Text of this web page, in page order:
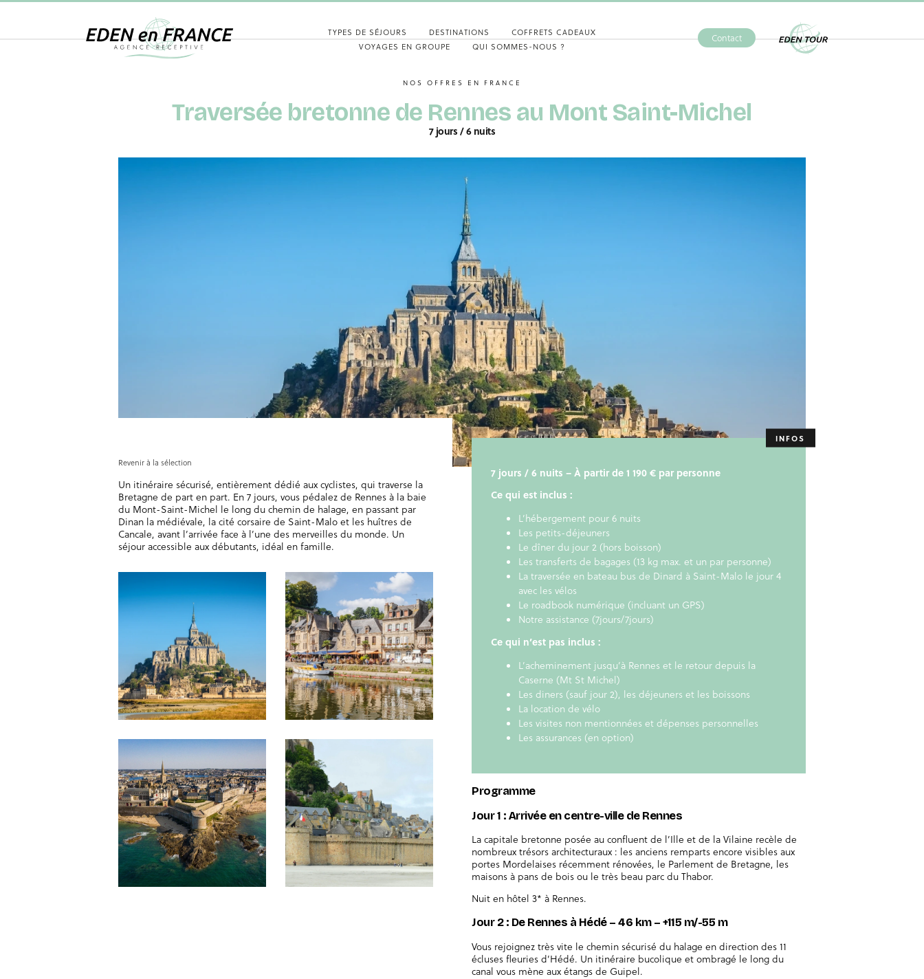
TYPES DE SÉJOURS DESTINATIONS
COFFRETS CADEAUX
VOYAGES EN GROUPE
QUI SOMMES-NOUS ?
Contact
NOS OFFRES EN FRANCE
Traversée bretonne de Rennes au Mont Saint-Michel
7 jours / 6 nuits
Revenir à la sélection
Un itinéraire sécurisé, entièrement dédié aux cyclistes, qui traverse la
Bretagne de part en part. En 7 jours, vous pédalez de Rennes à la baie
du Mont-Saint-Michel le long du chemin de halage, en passant par
Dinan la médiévale, la cité corsaire de Saint-Malo et les huîtres de
Cancale, avant l’arrivée face à l’une des merveilles du monde. Un
séjour accessible aux débutants, idéal en famille.
7 jours / 6 nuits – À partir de 1 190 € par personne
Ce qui est inclus :
L’hébergement pour 6 nuits
Les petits-déjeuners
Le dîner du jour 2 (hors boisson)
Les transferts de bagages (13 kg max. et un par personne)
La traversée en bateau bus de Dinard à Saint-Malo le jour 4
avec les vélos
Le roadbook numérique (incluant un GPS)
Notre assistance (7jours/7jours)
Ce qui n’est pas inclus :
L’acheminement jusqu’à Rennes et le retour depuis la
Caserne (Mt St Michel)
Les diners (sauf jour 2), les déjeuners et les boissons
La location de vélo
Les visites non mentionnées et dépenses personnelles
Les assurances (en option)
Programme
Jour 1 : Arrivée en centre-ville de Rennes
La capitale bretonne posée au confluent de l’Ille et de la Vilaine recèle de
nombreux trésors architecturaux : les anciens remparts encore visibles aux
portes Mordelaises récemment rénovées, le Parlement de Bretagne, les
maisons à pans de bois ou le très beau parc du Thabor.
Nuit en hôtel 3* à Rennes.
Jour 2 : De Rennes à Hédé – 46 km – +115 m/-55 m
Vous rejoignez très vite le chemin sécurisé du halage en direction des 11
écluses fleuries d’Hédé. Un itinéraire bucolique et ombragé le long du
canal vous mène aux étangs de Guipel.